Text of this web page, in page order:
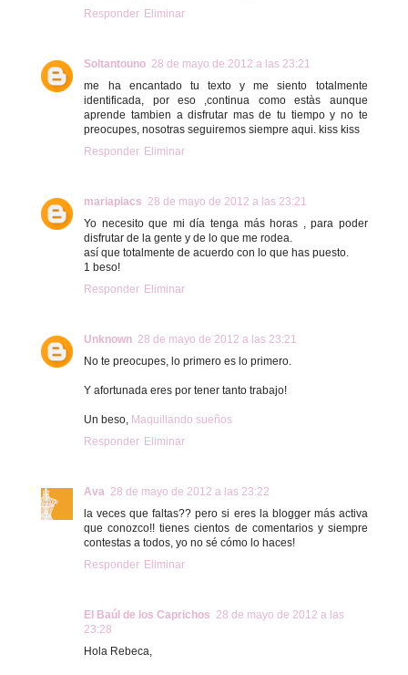
Responder Eliminar
Soltantouno 28 de mayo de 2012 a las 23:21
me ha encantado tu texto y me siento totalmente
identificada, por eso ,continua como estàs aunque
aprende tambien a disfrutar mas de tu tiempo y no te
preocupes, nosotras seguiremos siempre aqui. kiss kiss
Responder Eliminar
mariapiacs 28 de mayo de 2012 a las 23:21
Yo necesito que mi día tenga más horas , para poder
disfrutar de la gente y de lo que me rodea.
así que totalmente de acuerdo con lo que has puesto.
1 beso!
Responder Eliminar
Unknown 28 de mayo de 2012 a las 23:21
No te preocupes, lo primero es lo primero.
Y afortunada eres por tener tanto trabajo!
Un beso, Maquillando sueños
Responder Eliminar
Ava 28 de mayo de 2012 a las 23:22
la veces que faltas?? pero si eres la blogger más activa
que conozco!! tienes cientos de comentarios y siempre
contestas a todos, yo no sé cómo lo haces!
Responder Eliminar
El Baúl de los Caprichos 28 de mayo de 2012 a las
23:28
Hola Rebeca,